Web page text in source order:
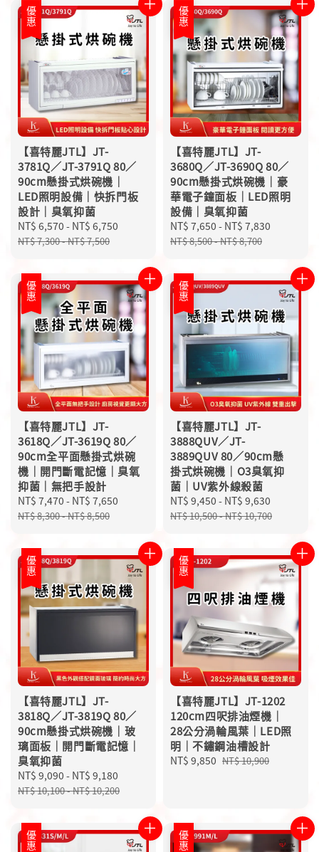
優惠
【喜特麗JTL】JT-
3781Q／JT-3791Q 80／
90cm懸掛式烘碗機｜
LED照明設備｜快拆門板
設計｜臭氧抑菌
Sale
price
NT$ 6,570 - NT$ 6,750
NT$ 7,300-NT$ 7,500
優惠
【喜特麗JTL】JT-
3680Q／JT-3690Q 80／
90cm懸掛式烘碗機｜豪
華電子鐘面板｜LED照明
設備｜臭氧抑菌
Sale
price
NT$ 7,650 - NT$ 7,830
NT$ 8,500-NT$ 8,700
優惠
【喜特麗JTL】JT-
3618Q／JT-3619Q 80／
90cm全平面懸掛式烘碗
機｜開門斷電記憶｜臭氧
抑菌｜無把手設計
Sale
price
NT$ 7,470 - NT$ 7,650
NT$ 8,300-NT$ 8,500
優惠
【喜特麗JTL】JT-
3888QUV／JT-
3889QUV 80／90cm懸
掛式烘碗機｜O3臭氧抑
菌｜UV紫外線殺菌
Sale
price
NT$ 9,450 - NT$ 9,630
NT$ 10,500-NT$ 10,700
優惠
【喜特麗JTL】JT-
3818Q／JT-3819Q 80／
90cm懸掛式烘碗機｜玻
璃面板｜開門斷電記憶｜
臭氧抑菌
Sale
price
NT$ 9,090 - NT$ 9,180
NT$ 10,100-NT$ 10,200
優惠
【喜特麗JTL】JT-1202
120cm四呎排油煙機｜
28公分渦輪風葉｜LED照
明｜不鏽鋼油槽設計
Sale
NT$ 9,850 Regular
NT$ 10,900
優惠 優惠